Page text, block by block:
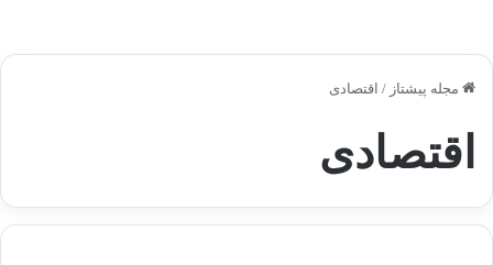
مجله پیشتاز / اقتصادی
اقتصادی